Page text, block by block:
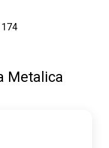
Metalica